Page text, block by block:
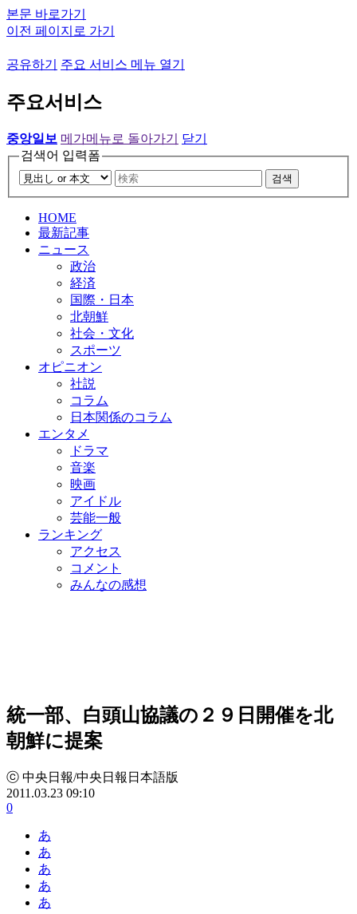
본문 바로가기
이전 페이지로 가기
공유하기 주요 서비스 메뉴 열기
주요서비스
중앙일보 메가메뉴로 돌아가기
닫기
검색어 입력폼
검색
HOME
最新記事
ニュース
政治
経済
国際・日本
北朝鮮
社会・文化
スポーツ
オピニオン
社説
コラム
日本関係のコラム
エンタメ
ドラマ
音楽
映画
アイドル
芸能一般
ランキング
アクセス
コメント
みんなの感想
統一部、白頭山協議の２９日開催を北
朝鮮に提案
ⓒ 中央日報/中央日報日本語版
2011.03.23 09:10
0
あ
あ
あ
あ
あ